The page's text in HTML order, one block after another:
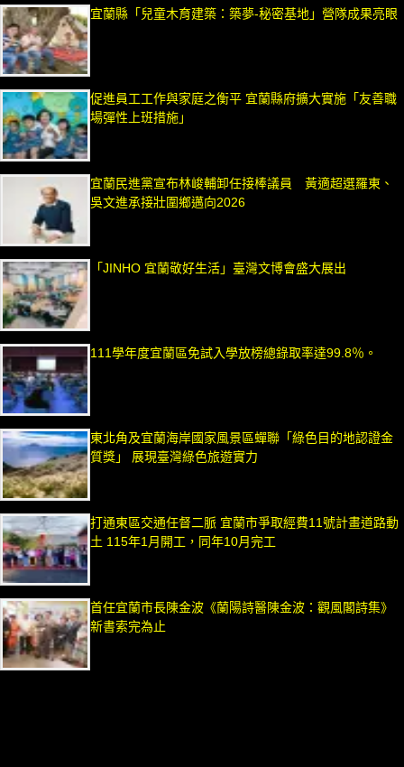
宜蘭縣「兒童木育建築：築夢-秘密基地」營隊成果亮眼
促進員工工作與家庭之衡平 宜蘭縣府擴大實施「友善職
場彈性上班措施」
宜蘭民進黨宣布林峻輔卸任接棒議員 黃適超選羅東、
吳文進承接壯圍鄉邁向2026
「JINHO 宜蘭敬好生活」臺灣文博會盛大展出
111學年度宜蘭區免試入學放榜總錄取率達99.8％。
東北角及宜蘭海岸國家風景區蟬聯「綠色目的地認證金
質獎」 展現臺灣綠色旅遊實力
打通東區交通任督二脈 宜蘭市爭取經費11號計畫道路動
土 115年1月開工，同年10月完工
首任宜蘭市長陳金波《蘭陽詩醫陳金波：觀風閣詩集》
新書索完為止